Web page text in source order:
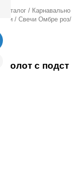
каталог / Карнавально
/ Свечи Омбре роз/
золот с подст